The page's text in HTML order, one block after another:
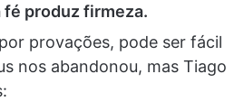
fé produz firmeza.
provações, pode ser fácil
nos abandonou, mas Tiago